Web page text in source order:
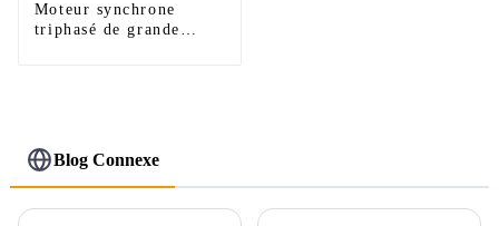
Moteur synchrone
triphasé de grande
Blog Connexe